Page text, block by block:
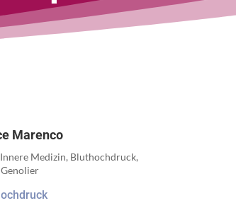
Marenco
Medizin, Bluthochdruck,